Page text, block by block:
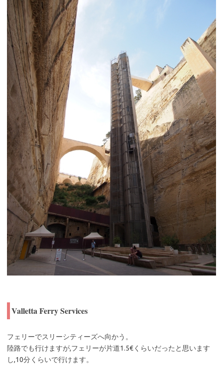
Valletta Ferry Services
フェリーでスリーシティーズへ向かう。
陸路でも行けますが,フェリーが片道1.5€くらいだったと思います
し,10分くらいで行けます。